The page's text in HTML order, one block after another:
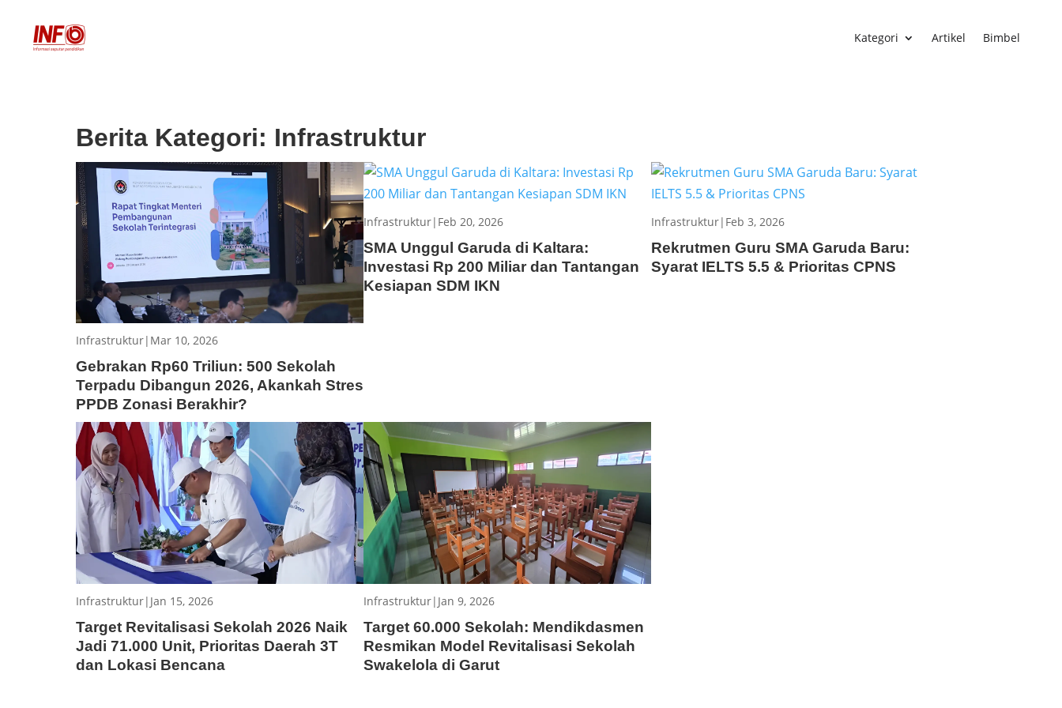
Kategori Artikel Bimbel
Berita Kategori: Infrastruktur
Gebrakan Rp60 Triliun: 500 Sekolah
Terpadu Dibangun 2026, Akankah Stres
PPDB Zonasi Berakhir?
Mar 10, 2026
|
Infrastruktur
SMA Unggul Garuda di Kaltara:
Investasi Rp 200 Miliar dan Tantangan
Kesiapan SDM IKN
Feb 20, 2026
|
Infrastruktur
Rekrutmen Guru SMA Garuda Baru:
Syarat IELTS 5.5 & Prioritas CPNS
Feb 3, 2026
|
Infrastruktur
Target Revitalisasi Sekolah 2026 Naik
Jadi 71.000 Unit, Prioritas Daerah 3T
dan Lokasi Bencana
Jan 15, 2026
|
Infrastruktur
Target 60.000 Sekolah: Mendikdasmen
Resmikan Model Revitalisasi Sekolah
Swakelola di Garut
Jan 9, 2026
|
Infrastruktur